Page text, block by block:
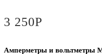
3 250Р
Амперметры и вольтметры